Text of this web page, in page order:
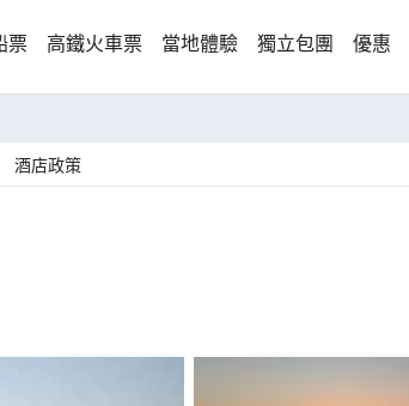
票 高鐵火車票 當地體驗 獨立包團 優惠
酒店政策